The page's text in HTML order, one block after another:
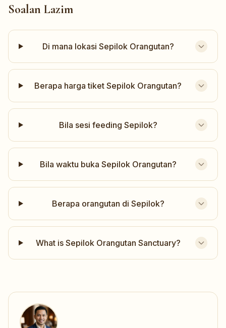
Soalan Lazim
Di mana lokasi Sepilok Orangutan?
Berapa harga tiket Sepilok Orangutan?
Bila sesi feeding Sepilok?
Bila waktu buka Sepilok Orangutan?
Berapa orangutan di Sepilok?
What is Sepilok Orangutan Sanctuary?